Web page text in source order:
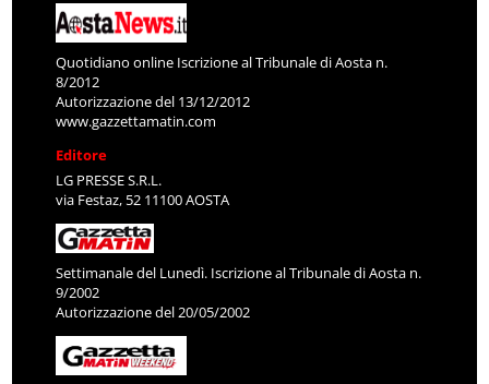
Quotidiano online Iscrizione al Tribunale di Aosta n.
8/2012
Autorizzazione del 13/12/2012
www.gazzettamatin.com
Editore
LG PRESSE S.R.L.
via Festaz, 52 11100 AOSTA
Settimanale del Lunedì. Iscrizione al Tribunale di Aosta n.
9/2002
Autorizzazione del 20/05/2002